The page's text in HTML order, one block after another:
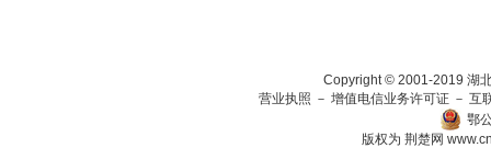
Copyright © 2001-2019 湖
营业执照 － 增值电信业务许可证 － 互
鄂
版权为 荆楚网